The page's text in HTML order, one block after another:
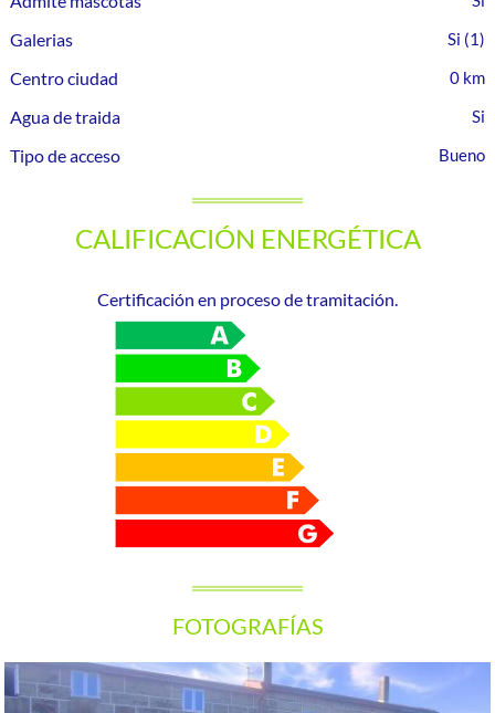
Galerias
(1)
Centro ciudad 0 km
Agua de traida
Tipo de acceso
Bueno
CALIFICACIÓN ENERGÉTICA
Certificación en proceso de tramitación.
FOTOGRAFÍAS